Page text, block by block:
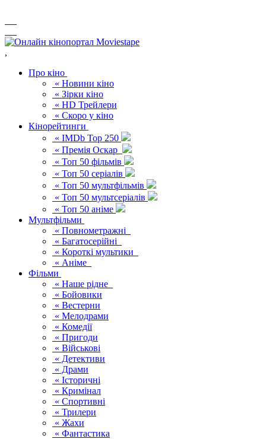
,
Про кіно
« Новини кіно
« Зірки кіно
« HD Трейлери
« Скоро у кіно
Кінорейтинги
« IMDb Top 250
« Премія Оскар
« Топ 50 фільмів
« Топ 50 серіалів
« Топ 50 мультфільмів
« Топ 50 мультсеріалів
« Топ 50 аніме
Мультфільми
« Повнометражні
« Багатосерійні
« Короткі мультики
« Аніме
Фільми
« Наше рідне
« Бойовики
« Вестерни
« Мелодрами
« Комедії
« Пригоди
« Військові
« Детективи
« Драми
« Історичні
« Кримінал
« Спортивні
« Трилери
« Жахи
« Фантастика